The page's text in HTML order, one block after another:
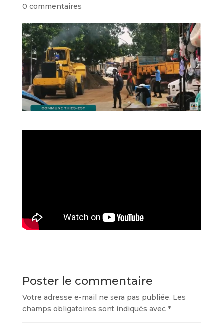
0 commentaires
Poster le commentaire
Votre adresse e-mail ne sera pas publiée. Les
champs obligatoires sont indiqués avec *